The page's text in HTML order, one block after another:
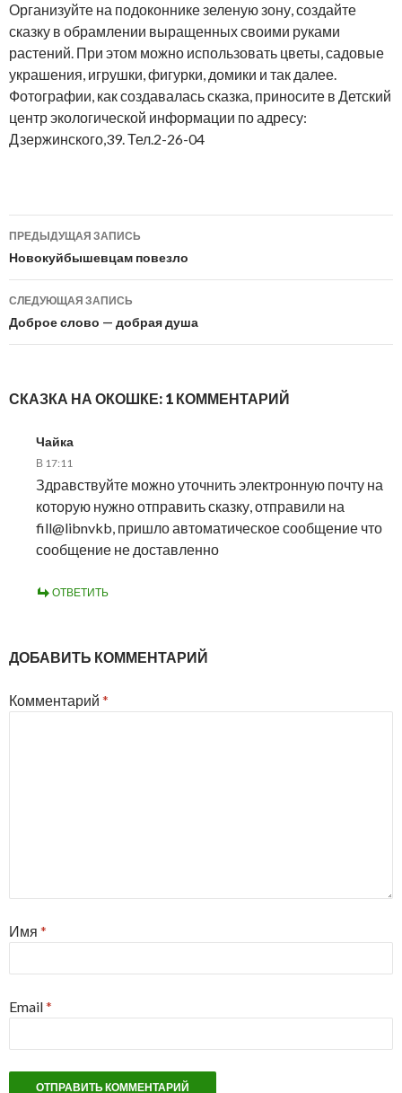
Организуйте на подоконнике зеленую зону, создайте
сказку в обрамлении выращенных своими руками
растений. При этом можно использовать цветы, садовые
украшения, игрушки, фигурки, домики и так далее.
Фотографии, как создавалась сказка, приносите в Детский
центр экологической информации по адресу:
Дзержинского,39. Тел.2-26-04
Навигация
по
записям
ПРЕДЫДУЩАЯ ЗАПИСЬ
Новокуйбышевцам повезло
СЛЕДУЮЩАЯ ЗАПИСЬ
Доброе слово — добрая душа
СКАЗКА НА ОКОШКЕ: 1 КОММЕНТАРИЙ
Чайка
В 17:11
Здравствуйте можно уточнить электронную почту на
которую нужно отправить сказку, отправили на
fill@libnvkb, пришло автоматическое сообщение что
сообщение не доставленно
ОТВЕТИТЬ
ДОБАВИТЬ КОММЕНТАРИЙ
Комментарий *
Имя *
Email*